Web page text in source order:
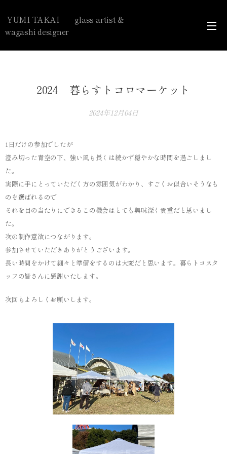
YUMI TAKAI glass artist &
wagashi designer
2024 暮らすトコロマーケット
2024年12月04日
1日だけの参加でしたが
澄み切った青空の下、強い風も長くは続かず穏やかな時間を過ごしまし
た。
実際に手にとっていただく方の雰囲気がわかり、すごくお似合いそうなも
のを選ばれるので
それを目の当たりにできるこの機会はとても興味深く貴重だと思いまし
た。
次の制作意欲につながります。
参加させていただきありがとうございます。
長い時間をかけて細々と準備をするのは大変だと思います。暮らトコスタ
ッフの皆さんに感謝いたします。
次回もよろしくお願いします。